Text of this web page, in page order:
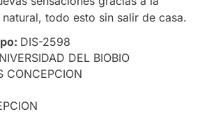
DIS-2598
DEL BIOBIO
CONCEPCION
todo esto sin salir de casa.